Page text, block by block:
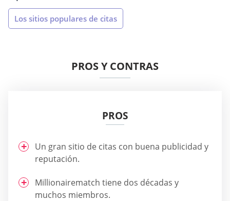
Los sitios populares de citas
PROS Y CONTRAS
PROS
Un gran sitio de citas con buena publicidad y
reputación.
Millionairematch tiene dos décadas y
muchos miembros.